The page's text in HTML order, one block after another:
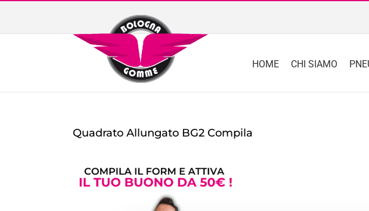
content
HOME CHI SIAMO
Quadrato Allungato BG2 Compila